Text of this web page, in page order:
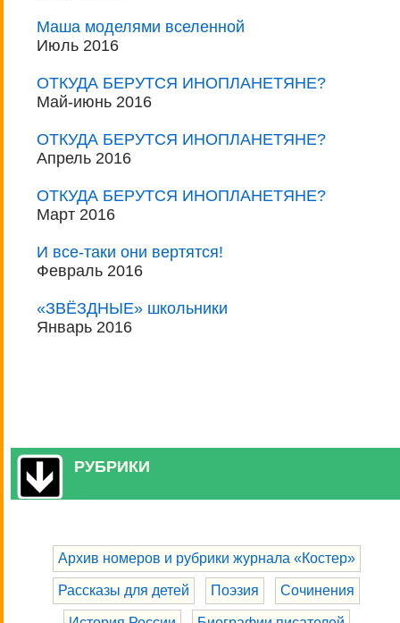
Маша моделями вселенной
Июль 2016
ОТКУДА БЕРУТСЯ ИНОПЛАНЕТЯНЕ?
Май-июнь 2016
ОТКУДА БЕРУТСЯ ИНОПЛАНЕТЯНЕ?
Апрель 2016
ОТКУДА БЕРУТСЯ ИНОПЛАНЕТЯНЕ?
Март 2016
И все-таки они вертятся!
Февраль 2016
«ЗВЁЗДНЫЕ» школьники
Январь 2016
РУБРИКИ
Архив номеров и рубрики журнала «Костер»
Рассказы для детей Поэзия Сочинения